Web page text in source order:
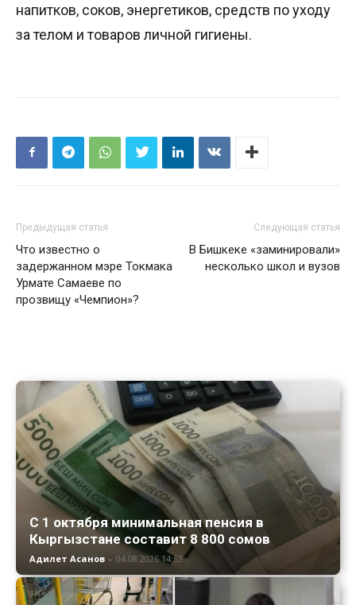
напитков, соков, энергетиков, средств по уходу
за телом и товаров личной гигиены.
Предыдущая статья
Что известно о
задержанном мэре Токмака
Урмате Самаеве по
прозвищу «Чемпион»?
Следующая статья
В Бишкеке «заминировали»
несколько школ и вузов
С 1 октября минимальная пенсия в
Кыргызстане составит 8 800 сомов
Адилет Асанов - 04.08.2026 14:53